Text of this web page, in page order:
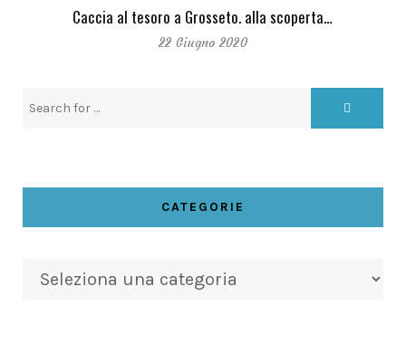
Caccia al tesoro a Grosseto. alla scoperta…
22 Giugno 2020
CATEGORIE